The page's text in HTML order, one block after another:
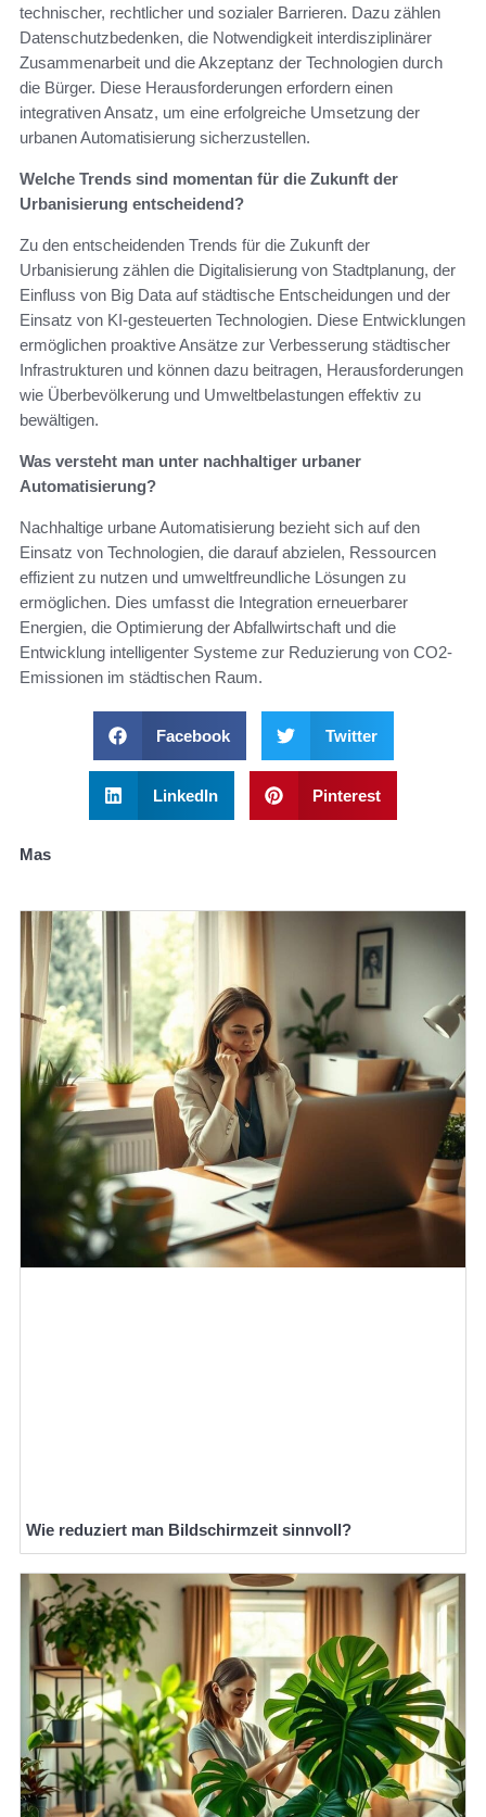
technischer, rechtlicher und sozialer Barrieren. Dazu zählen
Datenschutzbedenken, die Notwendigkeit interdisziplinärer
Zusammenarbeit und die Akzeptanz der Technologien durch
die Bürger. Diese Herausforderungen erfordern einen
integrativen Ansatz, um eine erfolgreiche Umsetzung der
urbanen Automatisierung sicherzustellen.
Welche Trends sind momentan für die Zukunft der
Urbanisierung entscheidend?
Zu den entscheidenden Trends für die Zukunft der
Urbanisierung zählen die Digitalisierung von Stadtplanung, der
Einfluss von Big Data auf städtische Entscheidungen und der
Einsatz von KI-gesteuerten Technologien. Diese Entwicklungen
ermöglichen proaktive Ansätze zur Verbesserung städtischer
Infrastrukturen und können dazu beitragen, Herausforderungen
wie Überbevölkerung und Umweltbelastungen effektiv zu
bewältigen.
Was versteht man unter nachhaltiger urbaner
Automatisierung?
Nachhaltige urbane Automatisierung bezieht sich auf den
Einsatz von Technologien, die darauf abzielen, Ressourcen
effizient zu nutzen und umweltfreundliche Lösungen zu
ermöglichen. Dies umfasst die Integration erneuerbarer
Energien, die Optimierung der Abfallwirtschaft und die
Entwicklung intelligenter Systeme zur Reduzierung von CO2-
Emissionen im städtischen Raum.
Facebook Twitter
LinkedIn Pinterest
Mas
Wie reduziert man Bildschirmzeit sinnvoll?